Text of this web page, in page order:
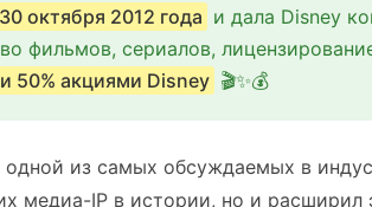
октября 2012 года и дала Disney
фильмов, сериалов,
50% акциями Disney 🎬✨💰
одной из самых обсуждаемых в
медиа-IP в истории, но и